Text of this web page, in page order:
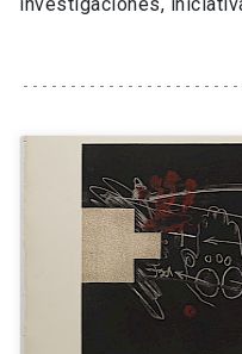
Internacionalización
Extensión
Vinculación
Universidad
Información para